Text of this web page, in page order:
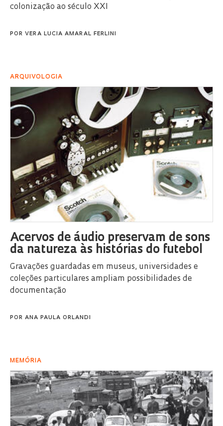
colonização ao século XXI
POR VERA LUCIA AMARAL FERLINI
ARQUIVOLOGIA
Acervos de áudio preservam de sons
da natureza às histórias do futebol
Gravações guardadas em museus, universidades e
coleções particulares ampliam possibilidades de
documentação
POR ANA PAULA ORLANDI
MEMÓRIA